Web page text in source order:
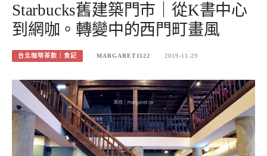
Starbucks舊建築門市｜從K書中心
到網咖。轉變中的西門町畫風
台北咖啡茶飲｜食記 MARGARET1122 2019-11-29